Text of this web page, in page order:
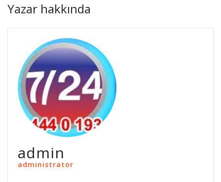
Yazar hakkında
admin
administrator